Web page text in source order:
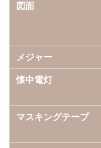
図面
メジャー
懐中電灯
マスキングテープ